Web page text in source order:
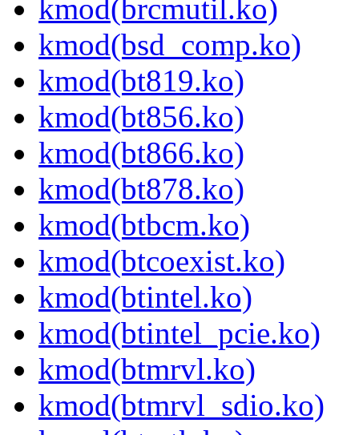
kmod(brcmutil.ko)
kmod(bsd_comp.ko)
kmod(bt819.ko)
kmod(bt856.ko)
kmod(bt866.ko)
kmod(bt878.ko)
kmod(btbcm.ko)
kmod(btcoexist.ko)
kmod(btintel.ko)
kmod(btintel_pcie.ko)
kmod(btmrvl.ko)
kmod(btmrvl_sdio.ko)